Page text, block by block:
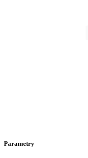
Parametry